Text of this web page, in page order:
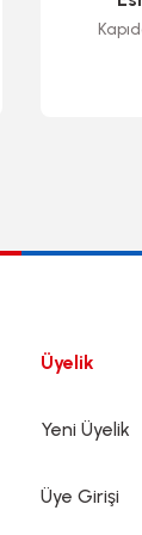
Üyelik
Yeni Üyelik
Üye Girişi